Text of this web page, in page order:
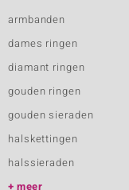
armbanden
dames ringen
diamant ringen
gouden ringen
gouden sieraden
halskettingen
halssieraden
meer